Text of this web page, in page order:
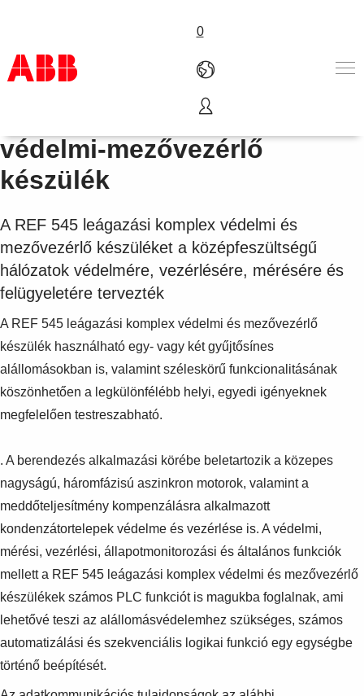
0
Termékek & megoldások
Iparágak
Szolgáltatások
Kapcsolatfelvétel
Karrier
REF 545 leágazási komplex
védelmi-mezővezérlő
készülék
A REF 545 leágazási komplex védelmi és
mezővezérlő készüléket a középfeszültségű
hálózatok védelmére, vezérlésére, mérésére és
felügyeletére tervezték
A REF 545 leágazási komplex védelmi és mezővezérlő
készülék használható egy- vagy két gyűjtősínes
alállomásokban is, valamint széleskörű funkcionalitásának
köszönhetően a legkülönfélébb helyi, egyedi igényeknek
megfelelően testreszabható.
. A berendezés alkalmazási körébe beletartozik a közepes
nagyságú, háromfázisú aszinkron motorok, valamint a
meddőteljesítmény kompenzálásra alkalmazott
kondenzátortelepek védelme és vezérlése is. A védelmi,
mérési, vezérlési, állapotmonitorozási és általános funkciók
mellett a REF 545 leágazási komplex védelmi és mezővezérlő
készülékek számos PLC funkciót is magukba foglalnak, ami
lehetővé teszi az alállomásvédelemhez szükséges, számos
automatizálási és szekvenciális logikai funkció egy egységbe
történő beépítését.